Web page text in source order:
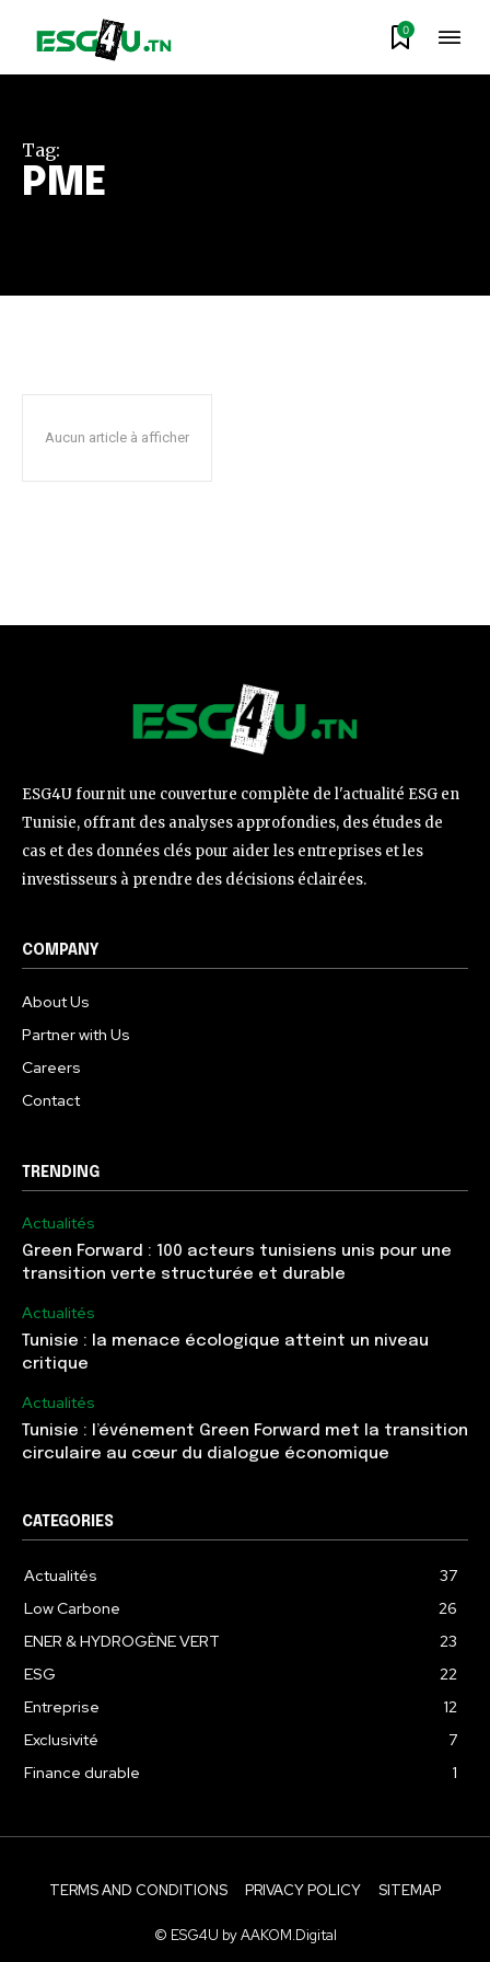
0
Tag:
PME
Aucun article à afficher
ESG4U fournit une couverture complète de l'actualité ESG en
Tunisie, offrant des analyses approfondies, des études de
cas et des données clés pour aider les entreprises et les
investisseurs à prendre des décisions éclairées.
COMPANY
About Us
Partner with Us
Careers
Contact
TRENDING
Actualités
Green Forward : 100 acteurs tunisiens unis pour une
transition verte structurée et durable
Actualités
Tunisie : la menace écologique atteint un niveau
critique
Actualités
Tunisie : l’événement Green Forward met la transition
circulaire au cœur du dialogue économique
CATEGORIES
Actualités
37
Low Carbone
26
ENER & HYDROGÈNE VERT
23
ESG
22
Entreprise
12
Exclusivité
7
Finance durable
1
TERMS AND CONDITIONS PRIVACY POLICY SITEMAP
© ESG4U by AAKOM.Digital